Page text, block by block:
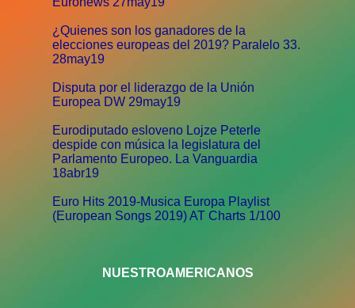
¿Quienes son los ganadores de la
elecciones europeas del 2019? Paralelo 33.
28may19
Disputa por el liderazgo de la Unión
Europea DW 29may19
Eurodiputado esloveno Lojze Peterle
despide con música la legislatura del
Parlamento Europeo. La Vanguardia
18abr19
Euro Hits 2019-Musica Europa Playlist
(European Songs 2019) AT Charts 1/100
NUESTROAMERICANOS